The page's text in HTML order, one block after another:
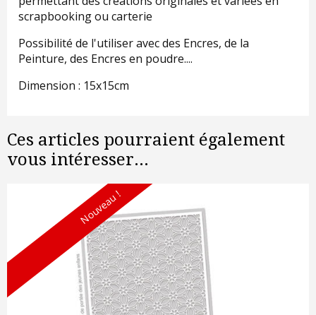
scrapbooking ou carterie
Possibilité de l'utiliser avec des Encres, de la
Peinture, des Encres en poudre....
Dimension : 15x15cm
Ces articles pourraient également
vous intéresser...
Nouveau !